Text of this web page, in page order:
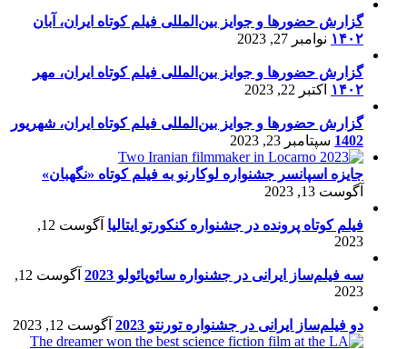
گزارش حضورها و جوایز بین‌المللی فیلم کوتاه ایران، آبان
۱۴۰۲ نوامبر 27, 2023
گزارش حضورها و جوایز بین‌المللی فیلم کوتاه ایران، مهر
۱۴۰۲ اکتبر 22, 2023
گزارش حضورها و جوایز بین‌المللی فیلم کوتاه ایران، شهریور
1402 سپتامبر 23, 2023
جایزه اسپانسر جشنواره لوکارنو به فیلم کوتاه «نگهبان»
آگوست 13, 2023
فیلم کوتاه پرونده در جشنواره کنکورتو ایتالیا
آگوست 12,
2023
سه فیلم‌ساز ایرانی در جشنواره سائوپائولو 2023
آگوست 12,
2023
دو فیلم‌ساز ایرانی در جشنواره تورنتو 2023 آگوست 12, 2023